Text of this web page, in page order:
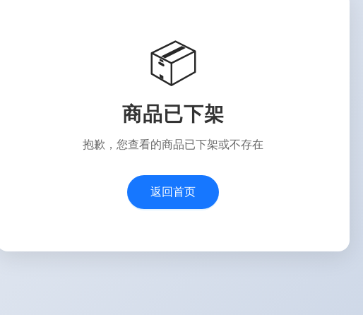
📦
商品已下架
抱歉，您查看的商品已下架或不存在
返回首页